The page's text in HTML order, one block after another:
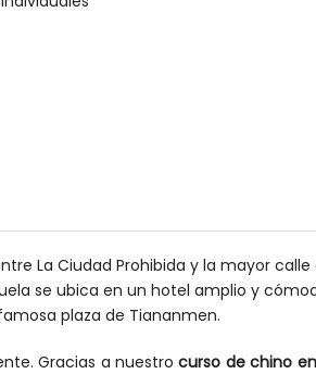
La Ciudad Prohibida y la mayor
se ubica en un hotel amplio y
plaza de Tiananmen.
Gracias a nuestrocurso de chino